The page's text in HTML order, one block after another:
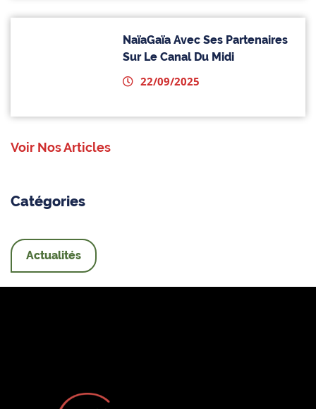
NaïaGaïa Avec Ses Partenaires
Sur Le Canal Du Midi
22/09/2025
Voir Nos Articles
Catégories
Actualités